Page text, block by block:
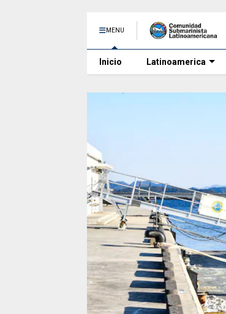
MENU
Inicio Latinoamerica